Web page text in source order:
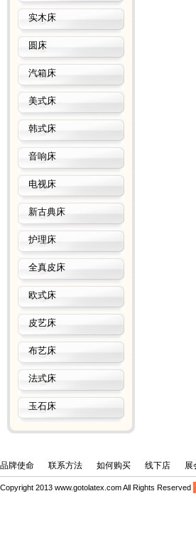
实木床
圆床
汽箱床
美式床
韩式床
音响床
电视床
新古典床
护理床
全真皮床
欧式床
皮艺床
布艺床
法式床
玉石床
品牌使命 联系方法 如何购买 线下店 展
Copyright 2013 www.gotolatex.com All Rights Reserved